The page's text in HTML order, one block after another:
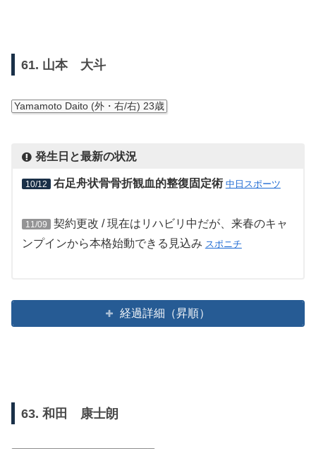
61. 山本 大斗
Yamamoto Daito (外・右/右) 23歳
発生日と最新の状況
10/12 右足舟状骨骨折観血的整復固定術 中日スポーツ
11/09 契約更改 / 現在はリハビリ中だが、来春のキャ
ンプインから本格始動できる見込み スポニチ
経過詳細（昇順）
63. 和田 康士朗